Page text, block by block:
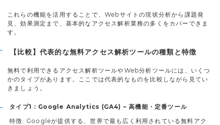
これらの機能を活用することで、Webサイトの現状分析から課題発
見、効果測定まで、基本的なアクセス解析業務の多くをカバーできま
す。
【比較】代表的な無料アクセス解析ツールの種類と特徴
無料で利用できるアクセス解析ツールやWeb分析ツールには、いくつ
かのタイプがあります。ここでは代表的なものを比較しながら見てい
きましょう。
タイプ1：Google Analytics (GA4) – 高機能・定番ツール
特徴: Googleが提供する、世界で最も広く利用されている無料アク